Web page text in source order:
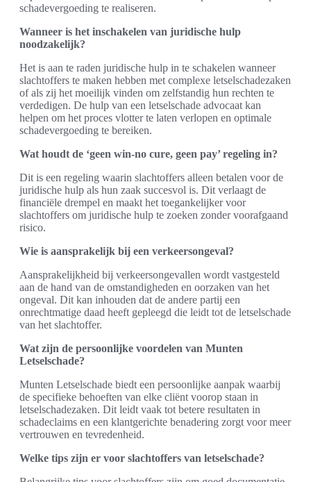
schadevergoeding te realiseren.
Wanneer is het inschakelen van juridische hulp
noodzakelijk?
Het is aan te raden juridische hulp in te schakelen wanneer
slachtoffers te maken hebben met complexe letselschadezaken
of als zij het moeilijk vinden om zelfstandig hun rechten te
verdedigen. De hulp van een letselschade advocaat kan
helpen om het proces vlotter te laten verlopen en optimale
schadevergoeding te bereiken.
Wat houdt de ‘geen win-no cure, geen pay’ regeling in?
Dit is een regeling waarin slachtoffers alleen betalen voor de
juridische hulp als hun zaak succesvol is. Dit verlaagt de
financiële drempel en maakt het toegankelijker voor
slachtoffers om juridische hulp te zoeken zonder voorafgaand
risico.
Wie is aansprakelijk bij een verkeersongeval?
Aansprakelijkheid bij verkeersongevallen wordt vastgesteld
aan de hand van de omstandigheden en oorzaken van het
ongeval. Dit kan inhouden dat de andere partij een
onrechtmatige daad heeft gepleegd die leidt tot de letselschade
van het slachtoffer.
Wat zijn de persoonlijke voordelen van Munten
Letselschade?
Munten Letselschade biedt een persoonlijke aanpak waarbij
de specifieke behoeften van elke cliënt voorop staan in
letselschadezaken. Dit leidt vaak tot betere resultaten in
schadeclaims en een klantgerichte benadering zorgt voor meer
vertrouwen en tevredenheid.
Welke tips zijn er voor slachtoffers van letselschade?